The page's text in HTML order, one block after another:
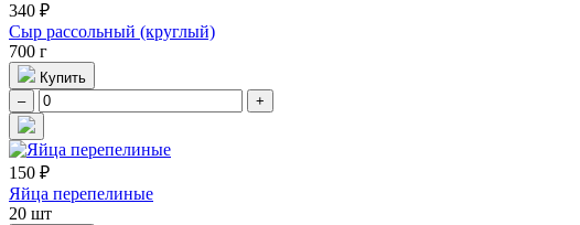
340 ₽
Сыр рассольный (круглый)
700 г
Купить
–
+
150 ₽
Яйца перепелиные
20 шт